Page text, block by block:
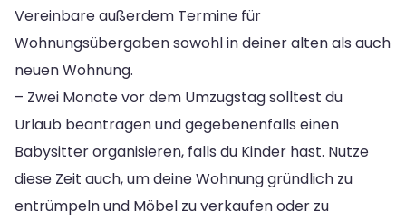
Vereinbare außerdem Termine für
Wohnungsübergaben sowohl in deiner alten als auch
neuen Wohnung.
– Zwei Monate vor dem Umzugstag solltest du
Urlaub beantragen und gegebenenfalls einen
Babysitter organisieren, falls du Kinder hast. Nutze
diese Zeit auch, um deine Wohnung gründlich zu
entrümpeln und Möbel zu verkaufen oder zu